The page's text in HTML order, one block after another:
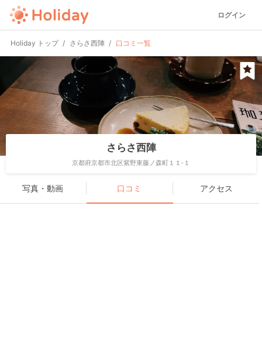
ログイン
Holiday トップ さらさ西陣 口コミ一覧
さらさ西陣
京都府京都市北区紫野東藤ノ森町１１-１
写真・動画 口コミ アクセス